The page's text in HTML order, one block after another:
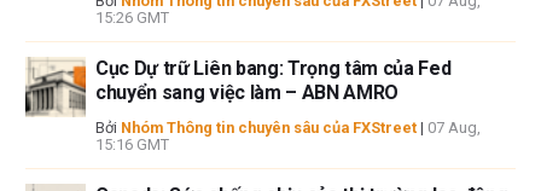
15:26 GMT
Cục Dự trữ Liên bang: Trọng tâm của Fed
chuyển sang việc làm – ABN AMRO
Bởi Nhóm Thông tin chuyên sâu của FXStreet | 07 Aug,
15:16 GMT